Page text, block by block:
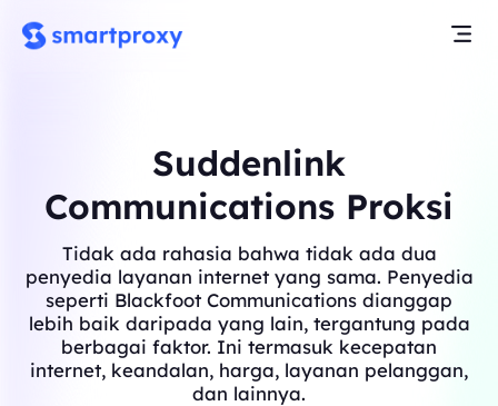
Suddenlink
Communications Proksi
Tidak ada rahasia bahwa tidak ada dua
penyedia layanan internet yang sama. Penyedia
seperti Blackfoot Communications dianggap
lebih baik daripada yang lain, tergantung pada
berbagai faktor. Ini termasuk kecepatan
internet, keandalan, harga, layanan pelanggan,
dan lainnya.